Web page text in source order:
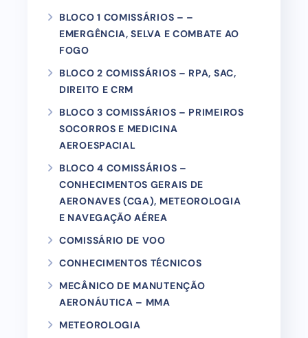
BLOCO 1 COMISSÁRIOS – –
EMERGÊNCIA, SELVA E COMBATE AO
FOGO
BLOCO 2 COMISSÁRIOS – RPA, SAC,
DIREITO E CRM
BLOCO 3 COMISSÁRIOS – PRIMEIROS
SOCORROS E MEDICINA
AEROESPACIAL
BLOCO 4 COMISSÁRIOS –
CONHECIMENTOS GERAIS DE
AERONAVES (CGA), METEOROLOGIA
E NAVEGAÇÃO AÉREA
COMISSÁRIO DE VOO
CONHECIMENTOS TÉCNICOS
MECÂNICO DE MANUTENÇÃO
AERONÁUTICA – MMA
METEOROLOGIA